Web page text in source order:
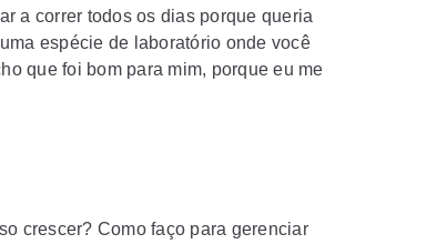
a correr todos os dias porque queria
espécie de laboratório onde você
que foi bom para mim, porque eu me
crescer? Como faço para gerenciar